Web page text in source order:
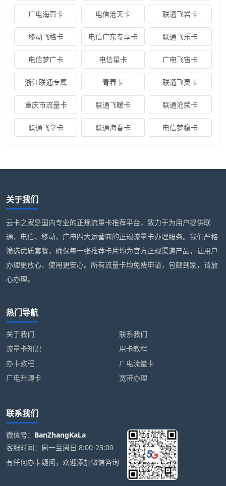
广电海百卡 电信沧天卡 联通飞岩卡
移动飞格卡 电信广东专享卡 联通飞乐卡
电信梦广卡 电信星卡 广电飞宙卡
浙江联通专属 青春卡 联通飞灵卡
重庆市流量卡 联通飞暖卡 联通沧荣卡
联通飞学卡 联通海春卡 电信梦稳卡
关于我们
云卡之家是国内专业的正规流量卡推荐平台，致力于为用户提供联
通、电信、移动、广电四大运营商的正规流量卡办理服务。我们严格
筛选优质套餐，确保每一张推荐卡片均为官方正规渠道产品，让用户
办理更放心、使用更安心。所有流量卡均免费申请，包邮到家，请放
心办理。
热门导航
关于我们
联系我们
流量卡知识
用卡教程
办卡教程
广电流量卡
广电升卿卡
宽带办理
联系我们
微信号： BanZhangKaLa
客服时间：周一至周日 8:00-23:00
有任何办卡疑问，欢迎添加微信咨询